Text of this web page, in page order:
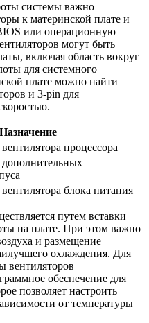
системы важно
к материнской плате и
или операционную
могут быть
включая область вокруг
для системного
плате можно найти
и 3-pin для
Назначение
процессора
блока питания
путем вставки
на плате. При этом важно
и размещение
охлаждения. Для
вентиляторов
обеспечение для
позволяет настроить
от температуры